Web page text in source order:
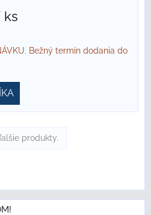
Bežný termín dodania do
produkty.